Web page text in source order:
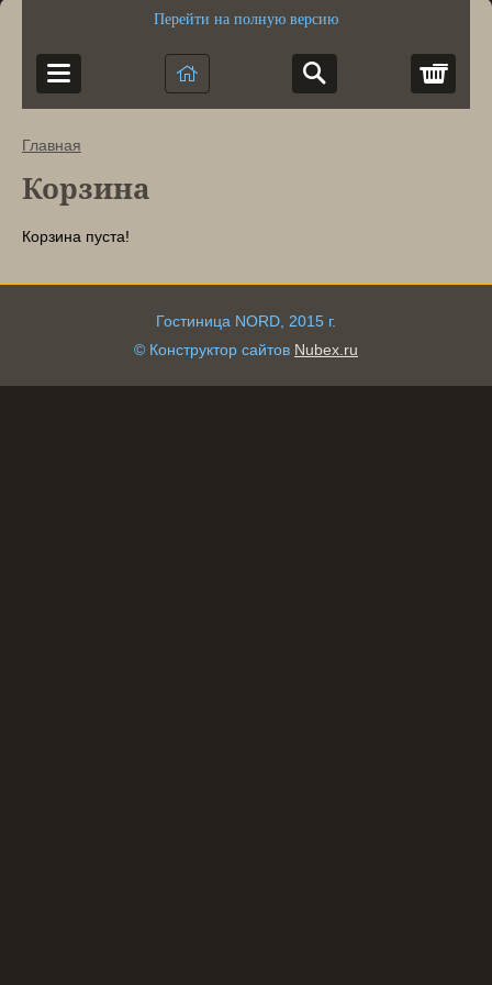
Перейти на полную версию
Главная
Корзина
Корзина пуста!
Гостиница NORD, 2015 г.
© Конструктор сайтов Nubex.ru